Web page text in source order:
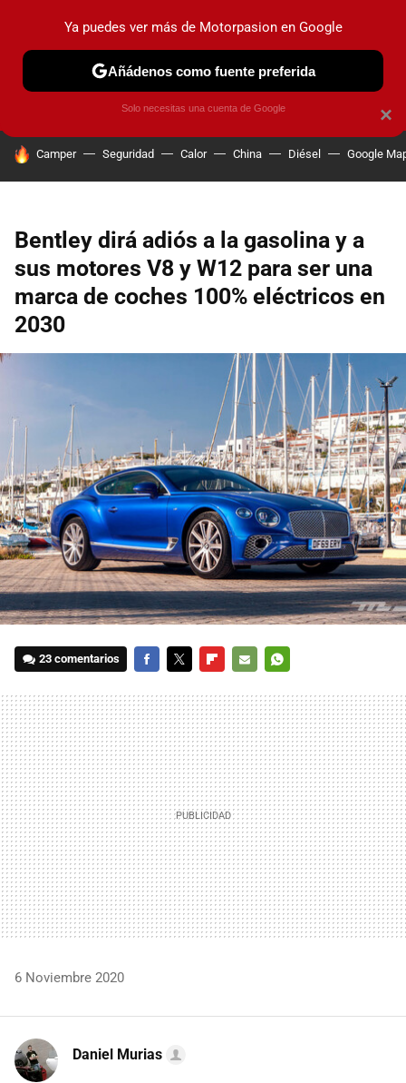
PRUEBAS COCHES ELÉCTRICOS OBSERVATORIO
HOY SE HABLA DE
Camper Seguridad Calor China Diésel Google
Bentley dirá adiós a la gasolina y a
sus motores V8 y W12 para ser una
marca de coches 100% eléctricos en
2030
23 comentarios
MAIL
6 Noviembre 2020
Daniel Murias
×
Ya puedes ver más de Motorpasion en Google
Añádenos como fuente preferida
Solo necesitas una cuenta de Google